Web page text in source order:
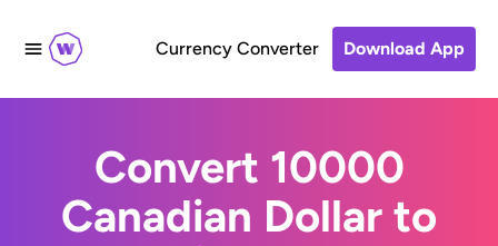
Currency Converter Download App
Convert 10000
Canadian Dollar to